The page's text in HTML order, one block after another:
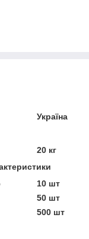
Україна
20 кг
10 шт
50 шт
500 шт